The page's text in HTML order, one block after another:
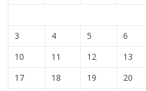
3
4 5 6
10
11 12 13
17
18 19 20